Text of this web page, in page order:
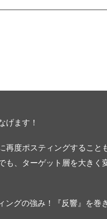
げます！
再度ポスティングすること
も、ターゲット層を大きく
ングの強み！『反響』を巻